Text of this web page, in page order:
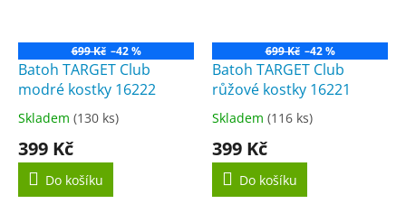
699 Kč –42 %
Batoh TARGET Club
modré kostky 16222
Průměrné
produktu
3,8
Skladem (130 ks)
399 Kč
Do košíku
699 Kč –42 %
Batoh TARGET Club
růžové kostky 16221
Průměrné
produktu
5,0
Skladem (116 ks)
399 Kč
Do košíku